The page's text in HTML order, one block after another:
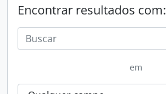
Encontrar resultados com:
em